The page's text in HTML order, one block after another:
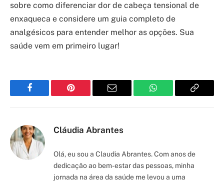
sobre como diferenciar dor de cabeça tensional de
enxaqueca e considere um guia completo de
analgésicos para entender melhor as opções. Sua
saúde vem em primeiro lugar!
Facebook Pinterest Email WhatsApp Copy
Cláudia Abrantes
Olá, eu sou a Claudia Abrantes. Com anos de
dedicação ao bem-estar das pessoas, minha
jornada na área da saúde me levou a uma